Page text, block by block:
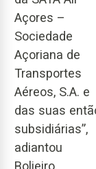
Açores –
Sociedade
Açoriana de
Transportes
Aéreos, S.A. e
das suas
subsidiárias”,
adiantou